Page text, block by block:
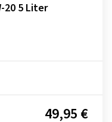
20 5 Liter
49,95 €